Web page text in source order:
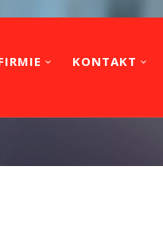
KONTAKT